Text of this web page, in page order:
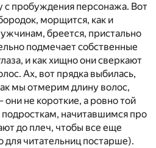
с пробуждения персонажа. Вот
морщится, как и
бреется, пристально
подмечает собственные
и как хищно они сверкают
Ах, вот прядка выбилась,
мы отмерим длину волос,
они не короткие, а ровно той
начитавшимся про
до плеч, чтобы все еще
читательниц постарше).